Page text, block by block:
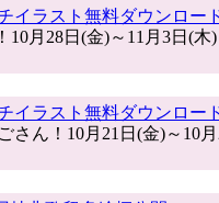
イラスト無料ダウンロー
10月28日(金)～11月3日(
イラスト無料ダウンロー
さん！10月21日(金)～10